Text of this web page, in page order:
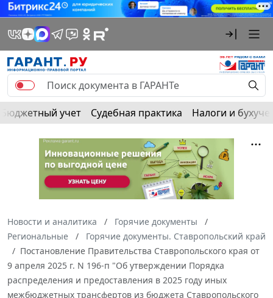
Бюджетный учет Судебная практика Налоги и
Новости и аналитика
Горячие документы
Региональные
Горячие документы. Ставропольский край
Постановление Правительства Ставропольского края от
9 апреля 2025 г. N 196-п "Об утверждении Порядка
распределения и предоставления в 2025 году иных
межбюджетных трансфертов из бюджета Ставропольского